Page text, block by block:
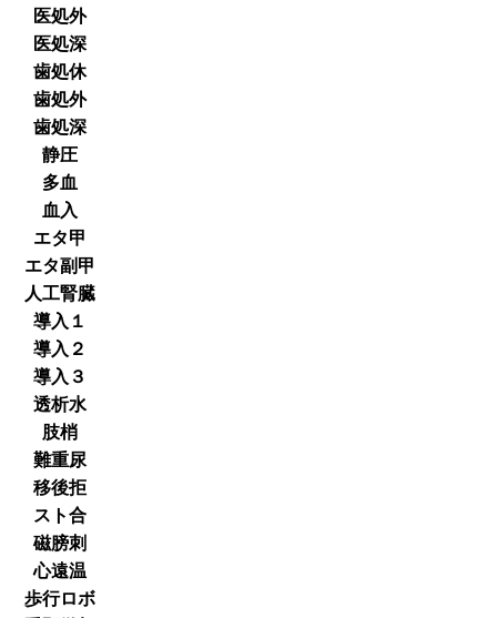
医処外
医処深
歯処休
歯処外
歯処深
静圧
多血
血入
エタ甲
エタ副甲
人工腎臓
導入１
導入２
導入３
透析水
肢梢
難重尿
移後拒
スト合
磁膀刺
心遠温
歩行ロボ